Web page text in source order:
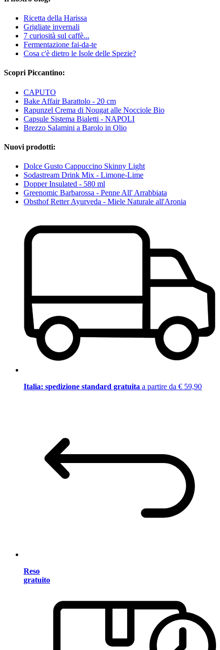
Ricetta della Harissa
Grigliate invernali
7 curiosità sul caffè...
Fermentazione fai-da-te
Cosa c'è dietro le Isole delle Spezie?
Scopri Piccantino:
CAPUTO
Bake Affair Barattolo - 20 cm
Rapunzel Crema di Nougat alle Nocciole Bio
Capsule Sistema Bialetti - NAPOLI
Brezzo Salamini a Barolo in Olio
Nuovi prodotti:
Dolce Gusto Cappuccino Skinny Light
Sodastream Drink Mix - Limone-Lime
Dopper Insulated - 580 ml
Greenomic Barbarossa - Penne All' Arrabbiata
Obsthof Retter Ayurveda - Miele Naturale all'Aronia
Italia: spedizione standard gratuita a partire da € 59,90
Reso
gratuito